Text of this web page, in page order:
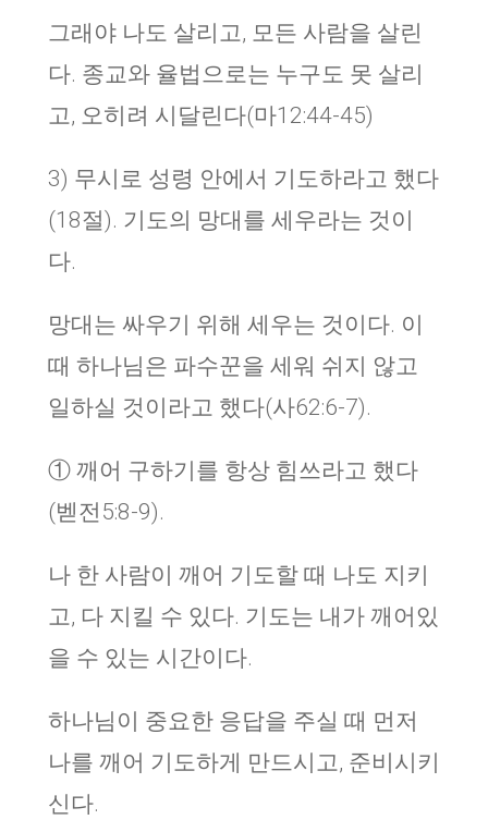
그래야 나도 살리고, 모든 사람을 살린
다. 종교와 율법으로는 누구도 못 살리
고, 오히려 시달린다(마12:44-45)
3) 무시로 성령 안에서 기도하라고 했다
(18절). 기도의 망대를 세우라는 것이
다.
망대는 싸우기 위해 세우는 것이다. 이
때 하나님은 파수꾼을 세워 쉬지 않고
일하실 것이라고 했다(사62:6-7).
① 깨어 구하기를 항상 힘쓰라고 했다
(벧전5:8-9).
나 한 사람이 깨어 기도할 때 나도 지키
고, 다 지킬 수 있다. 기도는 내가 깨어있
을 수 있는 시간이다.
하나님이 중요한 응답을 주실 때 먼저
나를 깨어 기도하게 만드시고, 준비시키
신다.